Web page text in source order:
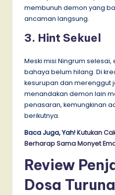
membunuh demon yang
ancaman langsung.
3. Hint Sekuel
Meski misi Ningrum
bahaya belum hilang. Di
kesurupan dan merenggut
menandakan demon lain
penasaran, kemungkinan
berikutnya.
Baca Juga, Yah!Kutukan
Berharap Sama Monyet
Review
Dosa